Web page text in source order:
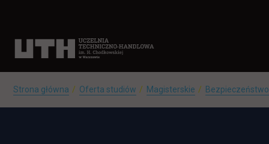
Strona główna Oferta studiów Magisterskie